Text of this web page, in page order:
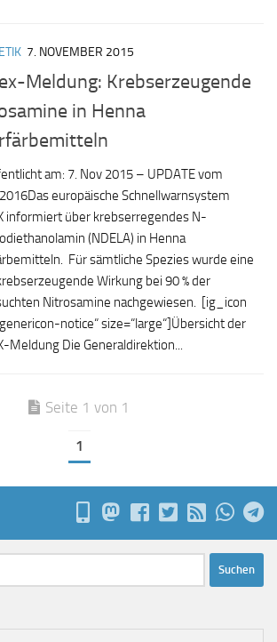
7. NOVEMBER 2015
Meldung: Krebserzeugende
in Henna
am: 7. Nov 2015 – UPDATE vom
europäische Schnellwarnsystem
informiert über krebserregendes N-
(NDELA) in Henna
Für sämtliche Spezies wurde eine
Wirkung bei 90 % der
Nitrosamine nachgewiesen. [ig_icon
notice“ size=“large“]Übersicht der
Meldung Die Generaldirektion...
Seite 1 von 1
1